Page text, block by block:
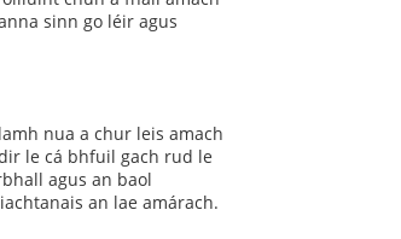
sinn go léir agus
nua a chur leis amach
le cá bhfuil gach rud le
agus an baol
an lae amárach.